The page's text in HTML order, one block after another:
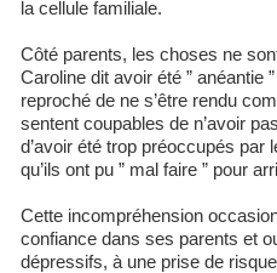
la cellule familiale.
Côté parents, les choses ne
Caroline dit avoir été ” anéantie
reproché de ne s’être rendu
sentent coupables de n’avoir
d’avoir été trop préoccupés par
qu’ils ont pu ” mal faire ” pour
Cette incompréhension
confiance dans ses parents et
dépressifs, à une prise de